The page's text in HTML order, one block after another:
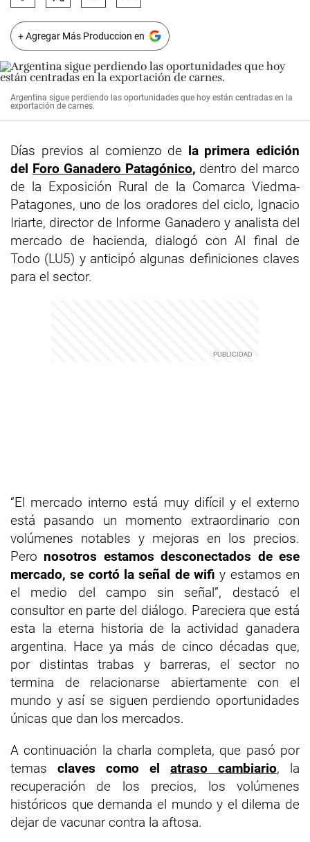
+ Agregar Más Produccion en
Argentina sigue perdiendo las oportunidades que hoy están centradas en la
exportación de carnes.
Días previos al comienzo de la primera edición
del Foro Ganadero Patagónico, dentro del marco
de la Exposición Rural de la Comarca Viedma-
Patagones, uno de los oradores del ciclo, Ignacio
Iriarte, director de Informe Ganadero y analista del
mercado de hacienda, dialogó con Al final de
Todo (LU5) y anticipó algunas definiciones claves
para el sector.
“El mercado interno está muy difícil y el externo
está pasando un momento extraordinario con
volúmenes notables y mejoras en los precios.
Pero nosotros estamos desconectados de ese
mercado, se cortó la señal de wifi y estamos en
el medio del campo sin señal”, destacó el
consultor en parte del diálogo. Pareciera que está
esta la eterna historia de la actividad ganadera
argentina. Hace ya más de cinco décadas que,
por distintas trabas y barreras, el sector no
termina de relacionarse abiertamente con el
mundo y así se siguen perdiendo oportunidades
únicas que dan los mercados.
A continuación la charla completa, que pasó por
temas claves como el atraso cambiario, la
recuperación de los precios, los volúmenes
históricos que demanda el mundo y el dilema de
dejar de vacunar contra la aftosa.